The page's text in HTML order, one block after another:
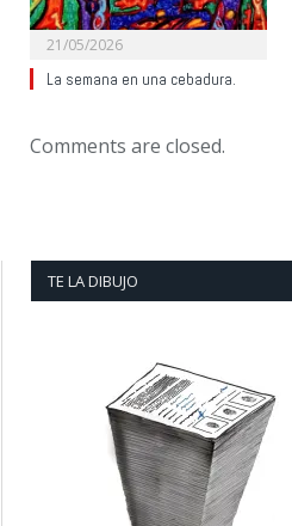
21/05/2026
La semana en una cebadura.
Comments are closed.
TE LA DIBUJO